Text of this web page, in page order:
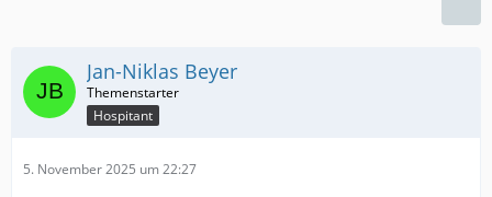
Jan-Niklas Beyer
Hospitant
5. November 2025 um 22:27